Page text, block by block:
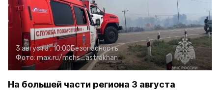
3 августа , 10:00Безопасность
Фото: max.ru/mchs_astrakhan
На большей части региона 3 августа